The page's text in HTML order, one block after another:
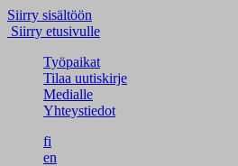
Siirry sisältöön
Siirry etusivulle
Työpaikat
Tilaa uutiskirje
Medialle
Yhteystiedot
fi
en